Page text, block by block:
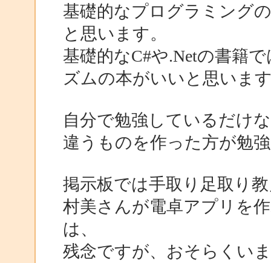
基礎的なプログラミング
と思います。
基礎的なC#や.Netの書籍
ズムの本がいいと思いま
自分で勉強しているだけ
違うものを作った方が勉
掲示板では手取り足取り
村美さんが電卓アプリを
は、
残念ですが、おそらくい